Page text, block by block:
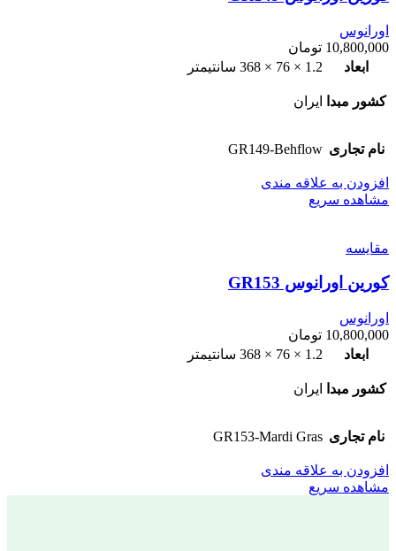
اورانوس
10,800,000 تومان
ابعاد
1.2 × 76 × 368 سانتیمتر
کشور مبدا ایران
نام تجاری GR149-Behflow
افزودن به علاقه مندی
مشاهده سریع
مقایسه
کورین اورانوس GR153
اورانوس
10,800,000 تومان
ابعاد
1.2 × 76 × 368 سانتیمتر
کشور مبدا ایران
نام تجاری GR153-Mardi Gras
افزودن به علاقه مندی
مشاهده سریع